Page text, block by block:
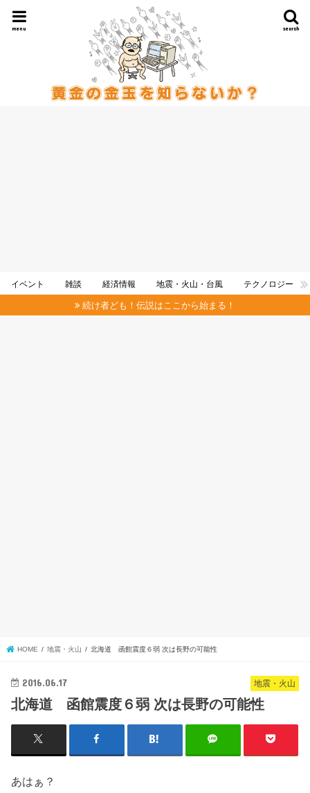
search
menu
イベント 雑談 経済情報 地震・火山・台風 テクノロジー
続け者ども！伝説はここから始まる！
HOME 地震・火山 北海道 函館震度６弱 次は長野の可能性
地震・火山
2016.06.17
北海道 函館震度６弱 次は長野の可能性
あはぁ？